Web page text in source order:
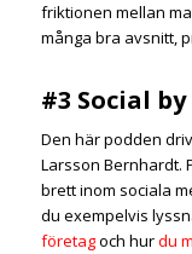
friktionen mellan
många bra avsnitt,
#3 Social
Den här podden
Larsson Bernhardt.
brett inom sociala
du exempelvis
företagoch hurdu